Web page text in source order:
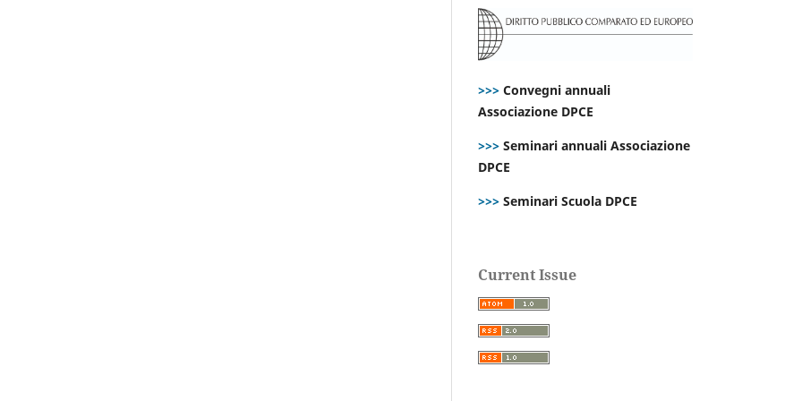
>>> Convegni annuali
Associazione DPCE
>>> Seminari annuali Associazione
DPCE
>>> Seminari Scuola DPCE
Current Issue